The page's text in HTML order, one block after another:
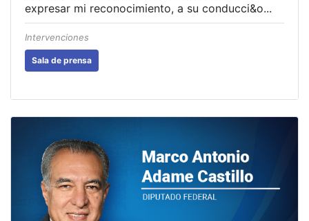
expresar mi reconocimiento, a su conducci&o...
Intervenciones
Sala de prensa